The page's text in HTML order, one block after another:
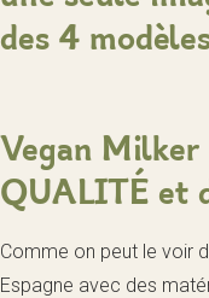
Vegan Milker
QUALITÉ et
Comme on peut le voir
Espagne avec des